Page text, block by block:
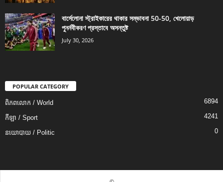
বার্সেলোনা স্ট্রাইকারের থাকার সম্ভাবনা 50-50, খেলোয়াড়
পুনর্নবীকরণ প্রস্তাবে অসন্তুষ্ট
July 30, 2026
POPULAR CATEGORY
ពិភពលោក / World 6894
កីឡា / Sport 4241
នយោបាយ / Politic 0